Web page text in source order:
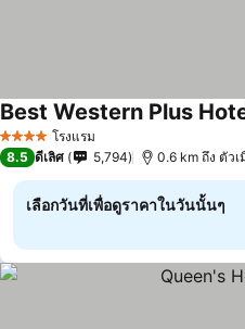
4 ดาว โรงแรม
Best Western Plus
8.5 ดีเลิศ 5,794 0.6 km ถึง ตัวเ
เลือกวันที่เพื่อดูราคาในวันนั้นๆ